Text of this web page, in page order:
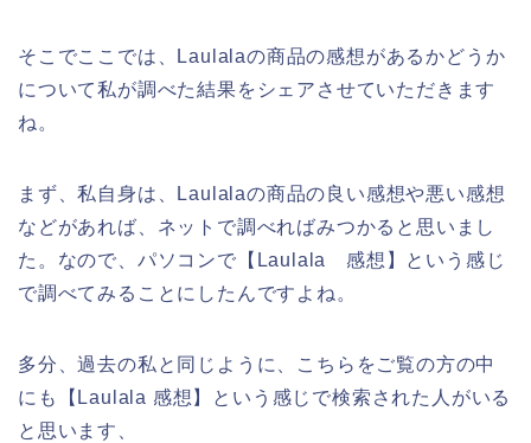
そこでここでは、Laulalaの商品の感想があるかどうか
について私が調べた結果をシェアさせていただきます
ね。
まず、私自身は、Laulalaの商品の良い感想や悪い感想
などがあれば、ネットで調べればみつかると思いまし
た。なので、パソコンで【Laulala 感想】という感じ
で調べてみることにしたんですよね。
多分、過去の私と同じように、こちらをご覧の方の中
にも【Laulala 感想】という感じで検索された人がいる
と思います、